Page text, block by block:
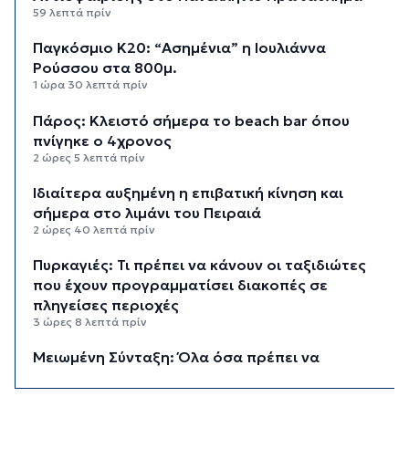
59 λεπτά πρίν
Παγκόσμιο Κ20: “Ασημένια” η Ιουλιάννα
Ρούσσου στα 800μ.
1 ώρα 30 λεπτά πρίν
Πάρος: Κλειστό σήμερα το beach bar όπου
πνίγηκε ο 4χρονος
2 ώρες 5 λεπτά πρίν
Ιδιαίτερα αυξημένη η επιβατική κίνηση και
σήμερα στο λιμάνι του Πειραιά
2 ώρες 40 λεπτά πρίν
Πυρκαγιές: Τι πρέπει να κάνουν οι ταξιδιώτες
που έχουν προγραμματίσει διακοπές σε
πληγείσες περιοχές
3 ώρες 8 λεπτά πρίν
Μειωμένη Σύνταξη: Όλα όσα πρέπει να